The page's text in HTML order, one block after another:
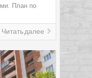
План по
Читать далее